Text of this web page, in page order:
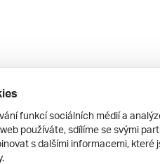
funkcí sociálních médií a
používáte, sdílíme se svými
s dalšími informacemi, které